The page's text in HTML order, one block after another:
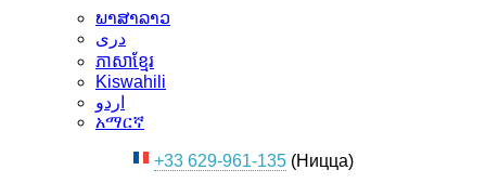
ພາສາລາວ
دری
ភាសាខ្មែរ
Kiswahili
اردو
አማርኛ
+33 629-961-135 (Ницца)